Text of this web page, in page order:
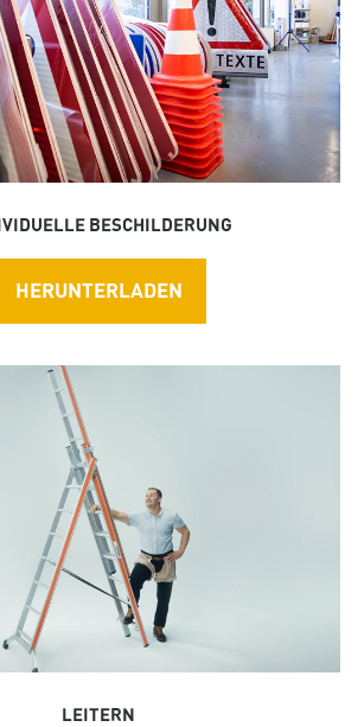
BESCHILDERUNG
HERUNTERLADEN
LEITERN